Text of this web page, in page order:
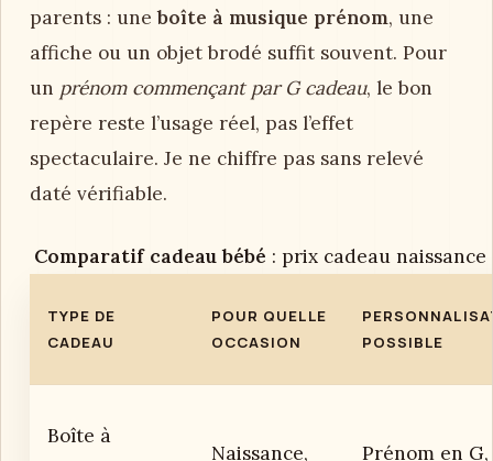
parents : uneboîte à musique prénom, une
affiche ou un objet brodé suffit souvent. Pour
un prénom commençant par G cadeau, le bon
repère reste l’usage réel, pas l’effet
spectaculaire. Je ne chiffre pas sans relevé
daté vérifiable.
Comparatif cadeau bébé : prix cadeau
TYPE DE
CADEAU
POUR QUELLE
OCCASION
POSSIBLE
Boîte à
Naissance,
Prénom en G,